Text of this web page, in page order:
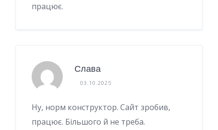
працює.
Слава
03.10.2025
Ну, норм конструктор. Сайт зробив,
працює. Більшого й не треба.